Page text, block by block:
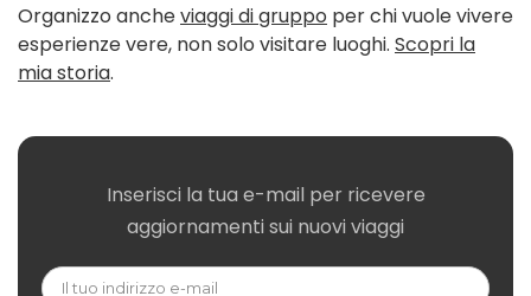
Organizzo ancheviaggi di gruppo per chi vuole vivere
esperienze vere, non solo visitare luoghi. Scopri la
mia storia.
Inserisci la tua e-mail per ricevere
aggiornamenti sui nuovi viaggi